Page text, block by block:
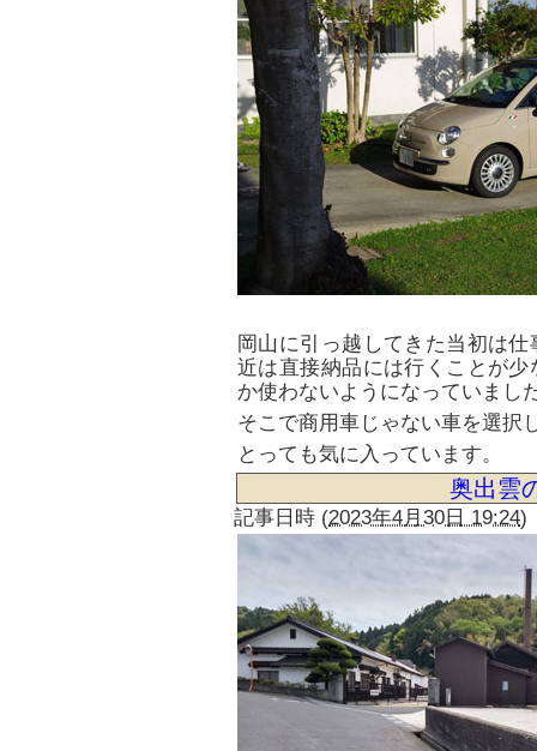
岡山に引っ越してきた当初は
近は直接納品には行くことが
か使わないようになっていまし
そこで商用車じゃない車を選択
とっても気に入っています。
奥出雲
記事日時 (2023年4月30日 19:24)